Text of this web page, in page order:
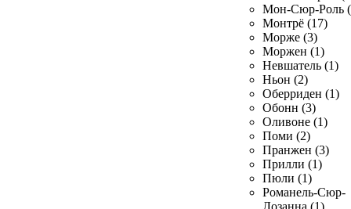
Мон-Сюр-Роль
Монтрё (17)
Морже (3)
Моржен (1)
Невшатель (1)
Ньон (2)
Оберриден (1)
Обонн (3)
Оливоне (1)
Поми (2)
Пранжен (3)
Прилли (1)
Пюли (1)
Романель-Сюр-
Лозанна (1)